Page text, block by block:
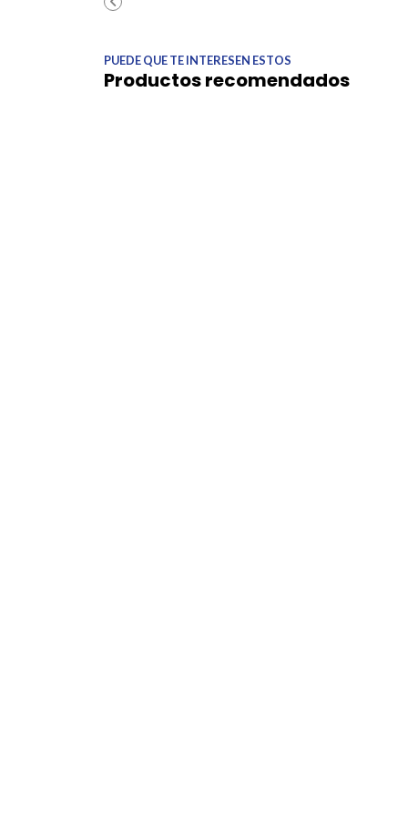
PUEDE QUE TE INTERESEN ESTOS
Productos recomendados